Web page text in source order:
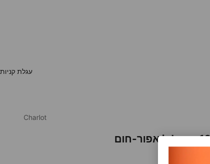
עגלת קניות
Charlot